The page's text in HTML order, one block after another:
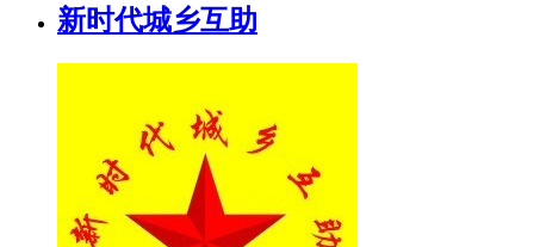
新时代城乡互助